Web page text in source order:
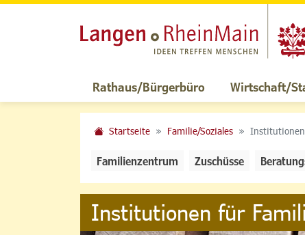
Rathaus/Bürgerbüro Wirtschaft/
Startseite Familie/Soziales
Familienzentrum Zuschüsse
Institutionen für